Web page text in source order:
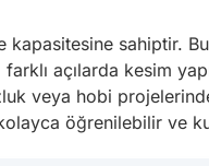
sahiptir.
açılarda kesim
veya hobi
öğrenilebilir ve